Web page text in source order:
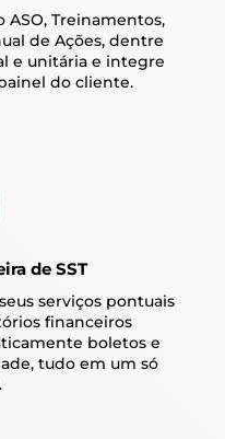
Treinamentos,
de Ações, dentre
e unitária e integre
do cliente.
de SST
serviços pontuais
financeiros
boletos e
tudo em um só